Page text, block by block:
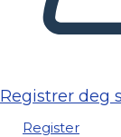
Registrer deg
Register